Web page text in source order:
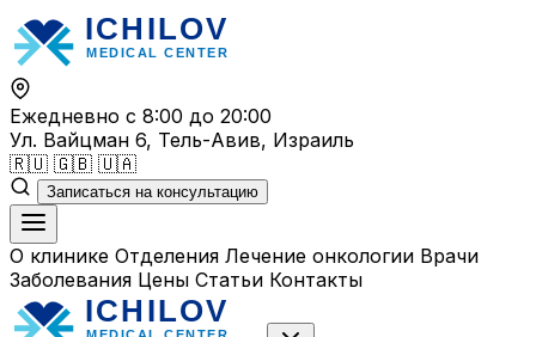
Перейти
к
содержимому
Ежедневно с 8:00 до 20:00
Ул. Вайцман 6, Тель-Авив, Израиль
🇷🇺 🇬🇧 🇺🇦
Записаться на консультацию
О клинике Отделения Лечение онкологии Врачи
Заболевания Цены Статьи Контакты